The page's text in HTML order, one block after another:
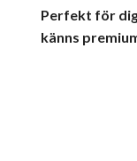
Perfekt för
känns